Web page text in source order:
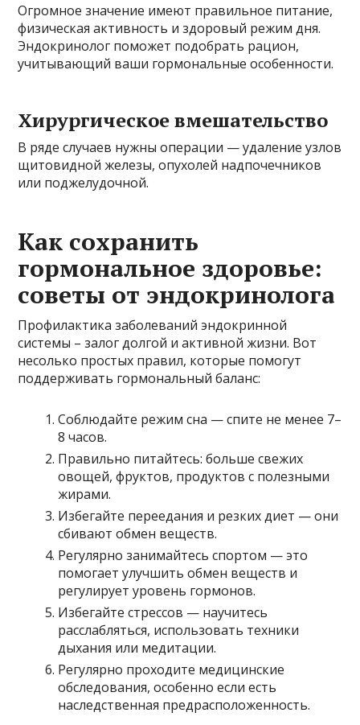
Огромное значение имеют правильное питание,
физическая активность и здоровый режим дня.
Эндокринолог поможет подобрать рацион,
учитывающий ваши гормональные особенности.
Хирургическое вмешательство
В ряде случаев нужны операции — удаление узлов
щитовидной железы, опухолей надпочечников
или поджелудочной.
Как сохранить
гормональное здоровье:
советы от эндокринолога
Профилактика заболеваний эндокринной
системы – залог долгой и активной жизни. Вот
несолько простых правил, которые помогут
поддерживать гормональный баланс:
Соблюдайте режим сна — спите не менее 7–
8 часов.
Правильно питайтесь: больше свежих
овощей, фруктов, продуктов с полезными
жирами.
Избегайте переедания и резких диет — они
сбивают обмен веществ.
Регулярно занимайтесь спортом — это
помогает улучшить обмен веществ и
регулирует уровень гормонов.
Избегайте стрессов — научитесь
расслабляться, использовать техники
дыхания или медитации.
Регулярно проходите медицинские
обследования, особенно если есть
наследственная предрасположенность.